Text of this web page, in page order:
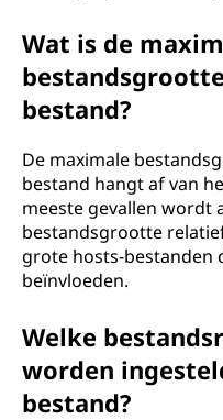
Wat is de
bestand?
De maximale
bestand hangt af van
meeste gevallen wordt
bestandsgrootte
grote hosts-bestanden
beïnvloeden.
Welke
worden
bestand?